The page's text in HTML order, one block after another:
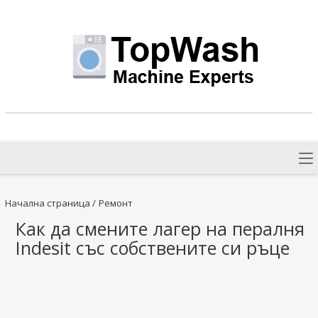
Начална страница / Ремонт
Как да смените лагер на пералня
Indesit със собствените си ръце